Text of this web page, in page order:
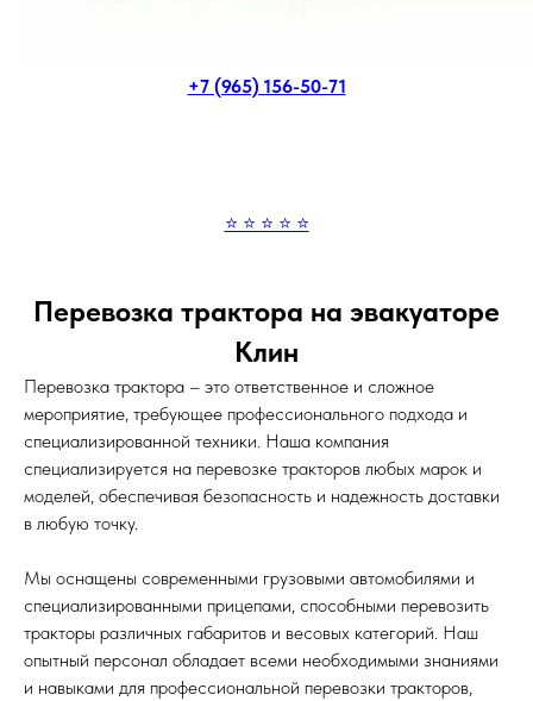
+7 (965) 156-50-71
⭐ ⭐ ⭐ ⭐ ⭐
Перевозка трактора на эвакуаторе
Клин
Перевозка трактора – это ответственное и сложное
мероприятие, требующее профессионального подхода и
специализированной техники. Наша компания
специализируется на перевозке тракторов любых марок и
моделей, обеспечивая безопасность и надежность доставки
в любую точку.
Мы оснащены современными грузовыми автомобилями и
специализированными прицепами, способными перевозить
тракторы различных габаритов и весовых категорий. Наш
опытный персонал обладает всеми необходимыми знаниями
и навыками для профессиональной перевозки тракторов,